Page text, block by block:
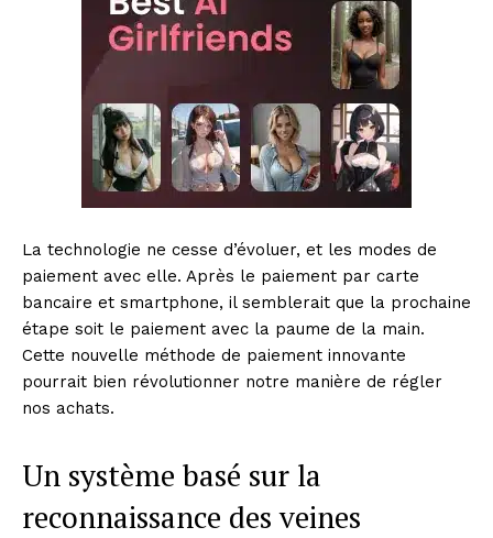
La technologie ne cesse d’évoluer, et les modes de
paiement avec elle. Après le paiement par carte
bancaire et smartphone, il semblerait que la prochaine
étape soit le paiement avec la paume de la main.
Cette nouvelle méthode de paiement innovante
pourrait bien révolutionner notre manière de régler
nos achats.
Un système basé sur la
reconnaissance des veines